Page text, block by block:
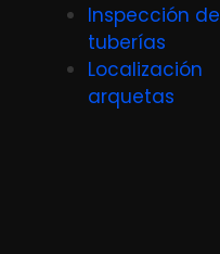
Inspección de
tuberías
Localización
arquetas